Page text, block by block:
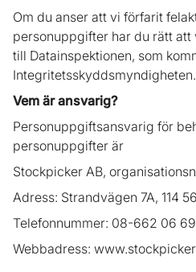
Om du anser att vi förfarit
personuppgifter har du rätt
till Datainspektionen, som
Integritetsskyddsmyndigheten.
Vem är ansvarig?
Personuppgiftsansvarig för
personuppgifter är
Stockpicker AB,
Adress: Strandvägen 7A, 114
Telefonnummer: 08-662 06 69
Webbadress: